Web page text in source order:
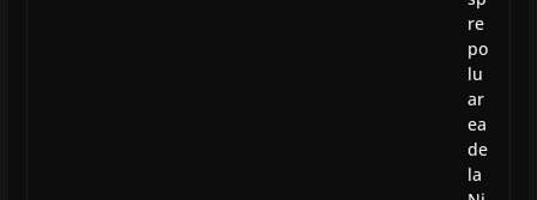
re
po
lu
ar
ea
de
la